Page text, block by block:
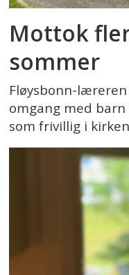
Mottok
sommer
Fløysbonn-
omgang med
som frivillig i